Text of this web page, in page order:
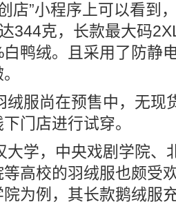
店”小程序上可以看到
344克，长款最大码
鸭绒。且采用了防静
绒服尚在预售中，无现
门店进行试穿。
大学，中央戏剧学院、
高校的羽绒服也颇受
为例，其长款鹅绒服